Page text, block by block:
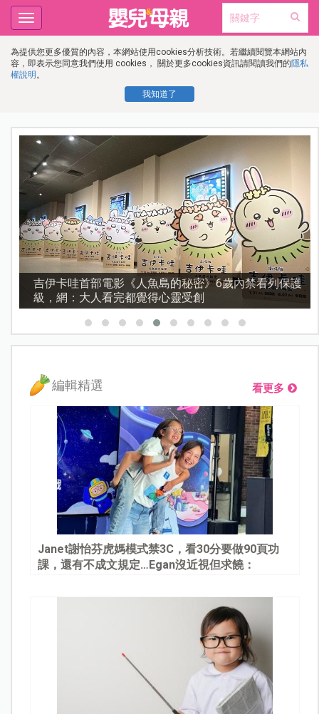
為提供您更多優質的內容，本網站使用cookies分析技術。若繼續閱覽本網站內
容，即表示您同意我們使用 cookies， 關於更多cookies資訊請閱讀我們的隱私
權說明 。
我知道了
Toggle
navigation
內禁看列保護
資優教育15問！師鐸獎名師陳宥妤：資優
不是成績而是讀懂孩子的心理準備度
編輯精選 看更多
Janet謝怡芬虎媽模式禁3C，看30分要做90頁功
課，還有不成文規定…Egan沒近視但求饒：